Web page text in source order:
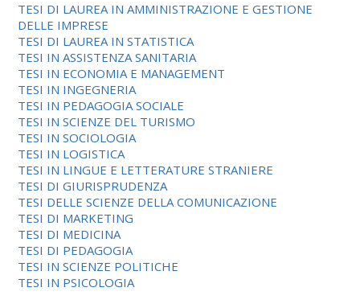
TESI DI LAUREA IN AMMINISTRAZIONE E GESTIONE
DELLE IMPRESE
TESI DI LAUREA IN STATISTICA
TESI IN ASSISTENZA SANITARIA
TESI IN ECONOMIA E MANAGEMENT
TESI IN INGEGNERIA
TESI IN PEDAGOGIA SOCIALE
TESI IN SCIENZE DEL TURISMO
TESI IN SOCIOLOGIA
TESI IN LOGISTICA
TESI IN LINGUE E LETTERATURE STRANIERE
TESI DI GIURISPRUDENZA
TESI DELLE SCIENZE DELLA COMUNICAZIONE
TESI DI MARKETING
TESI DI MEDICINA
TESI DI PEDAGOGIA
TESI IN SCIENZE POLITICHE
TESI IN PSICOLOGIA